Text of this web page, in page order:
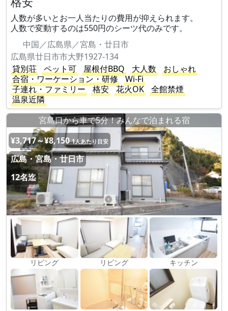
人数が多いとお一人当たりの費用が抑えられます。
人数で変動するのは550円のシーツ代のみです。
中国／広島県／宮島・廿日市
広島県廿日市市大野1927-134
貸別荘
ペット可 屋根付BBQ 大人数
おしゃれ
合宿・ワーケーション・研修
Wi-Fi
子連れ・ファミリー
格安 花火OK
全館禁煙
温泉近隣
宮島口から車で5分！みんなで泊まれる宿
¥3,717～¥8,150 1人あたり目安
広島・宮島・廿日市
12名迄
リビング リビング キッチン